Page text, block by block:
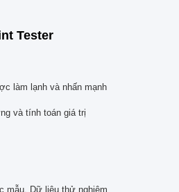
Tester
làm lạnh và nhấn mạnh
và tính toán giá trị
mẫu. Dữ liệu thử nghiệm